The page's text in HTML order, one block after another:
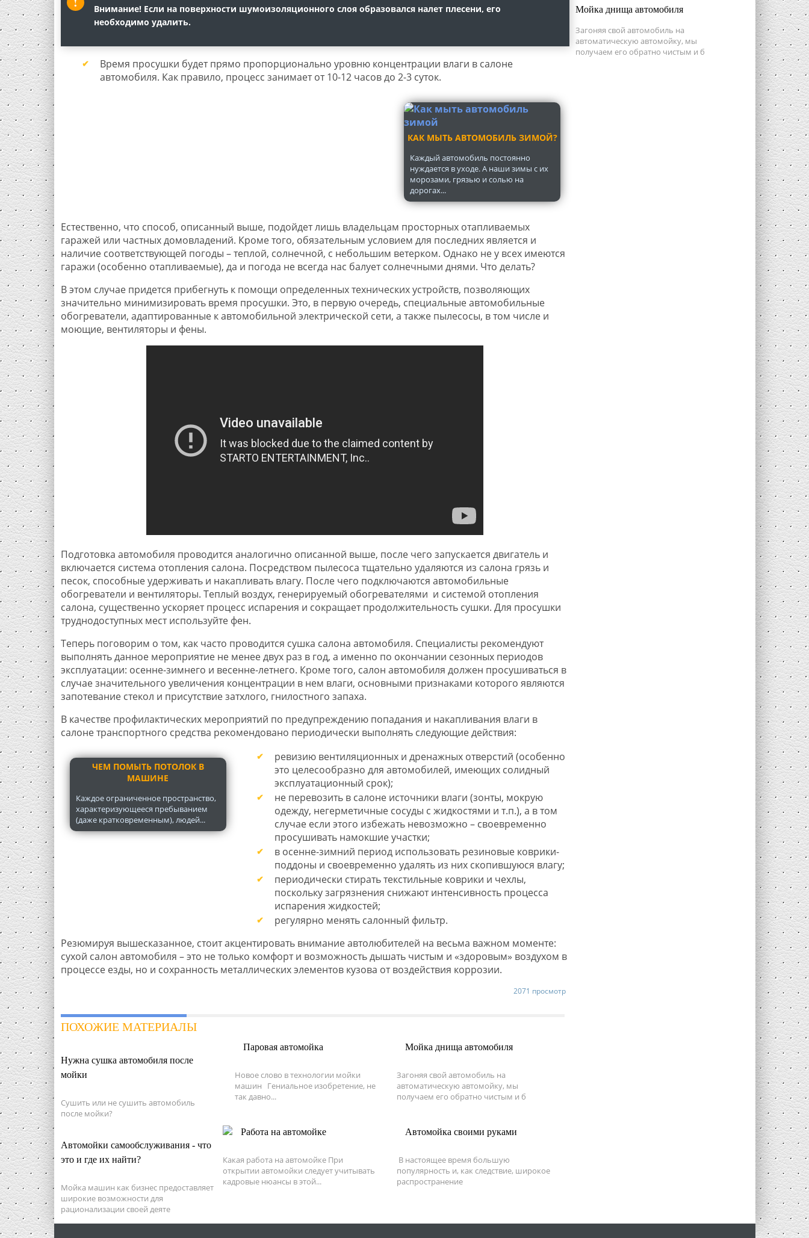
Внимание! Если на поверхности шумоизоляционного слоя образовался налет плесени, его
необходимо удалить.
Время просушки будет прямо пропорционально уровню концентрации влаги в салоне
автомобиля. Как правило, процесс занимает от 10-12 часов до 2-3 суток.
КАК МЫТЬ АВТОМОБИЛЬ ЗИМОЙ?
Каждый автомобиль постоянно
нуждается в уходе. А наши зимы с их
морозами, грязью и солью на
дорогах...
Естественно, что способ, описанный выше, подойдет лишь владельцам просторных отапливаемых
гаражей или частных домовладений. Кроме того, обязательным условием для последних является и
наличие соответствующей погоды – теплой, солнечной, с небольшим ветерком. Однако не у всех имеются
гаражи (особенно отапливаемые), да и погода не всегда нас балует солнечными днями. Что делать?
В этом случае придется прибегнуть к помощи определенных технических устройств, позволяющих
значительно минимизировать время просушки. Это, в первую очередь, специальные автомобильные
обогреватели, адаптированные к автомобильной электрической сети, а также пылесосы, в том числе и
моющие, вентиляторы и фены.
Подготовка автомобиля проводится аналогично описанной выше, после чего запускается двигатель и
включается система отопления салона. Посредством пылесоса тщательно удаляются из салона грязь и
песок, способные удерживать и накапливать влагу. После чего подключаются автомобильные
обогреватели и вентиляторы. Теплый воздух, генерируемый обогревателями и системой отопления
салона, существенно ускоряет процесс испарения и сокращает продолжительность сушки. Для просушки
труднодоступных мест используйте фен.
Теперь поговорим о том, как часто проводится сушка салона автомобиля. Специалисты рекомендуют
выполнять данное мероприятие не менее двух раз в год, а именно по окончании сезонных периодов
эксплуатации: осенне-зимнего и весенне-летнего. Кроме того, салон автомобиля должен просушиваться в
случае значительного увеличения концентрации в нем влаги, основными признаками которого являются
запотевание стекол и присутствие затхлого, гнилостного запаха.
В качестве профилактических мероприятий по предупреждению попадания и накапливания влаги в
салоне транспортного средства рекомендовано периодически выполнять следующие действия:
ЧЕМ ПОМЫТЬ ПОТОЛОК В
МАШИНЕ
Каждое ограниченное пространство,
характеризующееся пребыванием
(даже кратковременным), людей...
ревизию вентиляционных и дренажных отверстий (особенно
это целесообразно для автомобилей, имеющих солидный
эксплуатационный срок);
не перевозить в салоне источники влаги (зонты, мокрую
одежду, негерметичные сосуды с жидкостями и т.п.), а в том
случае если этого избежать невозможно – своевременно
просушивать намокшие участки;
в осенне-зимний период использовать резиновые коврики-
поддоны и своевременно удалять из них скопившуюся влагу;
периодически стирать текстильные коврики и чехлы,
поскольку загрязнения снижают интенсивность процесса
испарения жидкостей;
регулярно менять салонный фильтр.
Резюмируя вышесказанное, стоит акцентировать внимание автолюбителей на весьма важном моменте:
сухой салон автомобиля – это не только комфорт и возможность дышать чистым и «здоровым» воздухом в
процессе езды, но и сохранность металлических элементов кузова от воздействия коррозии.
2071 просмотр
ПОХОЖИЕ МАТЕРИАЛЫ
Нужна сушка автомобиля после
мойки
Сушить или не сушить автомобиль
после мойки?
Паровая автомойка
Новое слово в технологии мойки
машин Гениальное изобретение, не
так давно...
Мойка днища автомобиля
Загоняя свой автомобиль на
автоматическую автомойку, мы
получаем его обратно чистым и б
Автомойки самообслуживания - что
это и где их найти?
Мойка машин как бизнес предоставляет
широкие возможности для
рационализации своей деяте
Работа на автомойке
Какая работа на автомойке При
открытии автомойки следует учитывать
кадровые нюансы в этой...
Автомойка своими руками
В настоящее время большую
популярность и, как следствие, широкое
распространение
Мойка днища автомобиля
Загоняя свой автомобиль на
автоматическую автомойку, мы
получаем его обратно чистым и б